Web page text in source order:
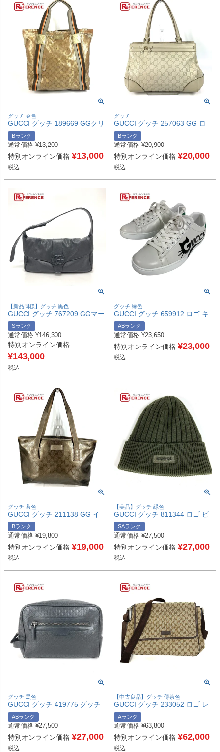
グッチ 金色
GUCCI グッチ 189669 GGクリ
スタル ロゴ ショルダーバッグ
肩掛け カバン トートバッグ コ
ーティングキャンバス ユニセッ
クス ゴールド 【中古】
Bランク
通常価格 ¥13,200
特別オンライン価格 ¥13,000
税込
グッチ
GUCCI グッチ 257063 GG ロ
ゴ グッチシマ カバン トートバ
ッグ 肩掛け ショルダーバッグ
ハンドバッグ シマレザー ユニ
セックス アイボリー 【中古】
Bランク
通常価格 ¥20,900
特別オンライン価格 ¥20,000
税込
【新品同様】グッチ 黒色
GUCCI グッチ 767209 GGマー
モント フラップ カバン バッグ
ショルダーバッグ レザー レデ
ィース ブラック 新品同様 【中
古】
Sランク
通常価格 ¥146,300
特別オンライン価格
¥143,000
税込
グッチ 緑色
GUCCI グッチ 659912 ロゴ キ
ャット 猫 シューズ 靴 紐 スニ
ーカー レザー レディース グリ
ーン 【中古】
ABランク
通常価格 ¥23,650
特別オンライン価格 ¥23,000
税込
グッチ 茶色
GUCCI グッチ 211138 GG イ
ンプリメ ロゴ 肩掛け カバン ト
ートバッグ ショルダーバッグ
GGインプリメ ユニセックス メ
タリックブラウン系 【中古】
Bランク
通常価格 ¥19,800
特別オンライン価格 ¥19,000
税込
【美品】グッチ 緑色
GUCCI グッチ 811344 ロゴ ビ
ーニー 帽子 ニット帽 ニットキ
ャップ ニット帽 ウール ユニセ
ックス カーキ 【中古】
SAランク
通常価格 ¥27,500
特別オンライン価格 ¥27,000
税込
グッチ 黒色
GUCCI グッチ 419775 グッチ
シマ GG ロゴ クラッチバッグ
カバン ポーチ 持ち手つき セカ
ンドバッグ シマレザー ユニセ
ックス ブラック 【中古】
ABランク
通常価格 ¥27,500
特別オンライン価格 ¥27,000
税込
【中古良品】グッチ 薄茶色
GUCCI グッチ 233052 ロゴ レ
ザープレート 斜め掛け メッセ
ンジャー カバン バッグ ショル
ダーバッグ GGキャンバス/レザ
ー レディース ベージュ 【中
古】
Aランク
通常価格 ¥63,800
特別オンライン価格 ¥62,000
税込